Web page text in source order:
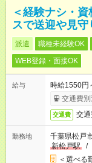
＜経験ナシ・
スで送迎や見守
派遣 職種未経験OK
WEB登録・面接OK
給与
時給1550円
交通費別
交通費 交
勤務地
千葉県松戸
新松戸駅
/
＜選べ